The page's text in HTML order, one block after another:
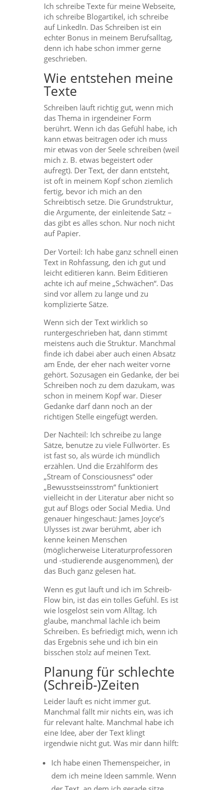
Ich schreibe Texte für meine Webseite,
ich schreibe Blogartikel, ich schreibe
auf LinkedIn. Das Schreiben ist ein
echter Bonus in meinem Berufsalltag,
denn ich habe schon immer gerne
geschrieben.
Wie entstehen meine
Texte
Schreiben läuft richtig gut, wenn mich
das Thema in irgendeiner Form
berührt. Wenn ich das Gefühl habe, ich
kann etwas beitragen oder ich muss
mir etwas von der Seele schreiben (weil
mich z. B. etwas begeistert oder
aufregt). Der Text, der dann entsteht,
ist oft in meinem Kopf schon ziemlich
fertig, bevor ich mich an den
Schreibtisch setze. Die Grundstruktur,
die Argumente, der einleitende Satz –
das gibt es alles schon. Nur noch nicht
auf Papier.
Der Vorteil: Ich habe ganz schnell einen
Text in Rohfassung, den ich gut und
leicht editieren kann. Beim Editieren
achte ich auf meine „Schwächen“. Das
sind vor allem zu lange und zu
komplizierte Sätze.
Wenn sich der Text wirklich so
runtergeschrieben hat, dann stimmt
meistens auch die Struktur. Manchmal
finde ich dabei aber auch einen Absatz
am Ende, der eher nach weiter vorne
gehört. Sozusagen ein Gedanke, der bei
Schreiben noch zu dem dazukam, was
schon in meinem Kopf war. Dieser
Gedanke darf dann noch an der
richtigen Stelle eingefügt werden.
Der Nachteil: Ich schreibe zu lange
Sätze, benutze zu viele Füllwörter. Es
ist fast so, als würde ich mündlich
erzählen. Und die Erzählform des
„Stream of Consciousness“ oder
„Bewusstseinsstrom“ funktioniert
vielleicht in der Literatur aber nicht so
gut auf Blogs oder Social Media. Und
genauer hingeschaut: James Joyce’s
Ulysses ist zwar berühmt, aber ich
kenne keinen Menschen
(möglicherweise Literaturprofessoren
und -studierende ausgenommen), der
das Buch ganz gelesen hat.
Wenn es gut läuft und ich im Schreib-
Flow bin, ist das ein tolles Gefühl. Es ist
wie losgelöst sein vom Alltag. Ich
glaube, manchmal lächle ich beim
Schreiben. Es befriedigt mich, wenn ich
das Ergebnis sehe und ich bin ein
bisschen stolz auf meinen Text.
Planung für schlechte
(Schreib-)Zeiten
Leider läuft es nicht immer gut.
Manchmal fällt mir nichts ein, was ich
für relevant halte. Manchmal habe ich
eine Idee, aber der Text klingt
irgendwie nicht gut. Was mir dann hilft:
Ich habe einen Themenspeicher, in
dem ich meine Ideen sammle. Wenn